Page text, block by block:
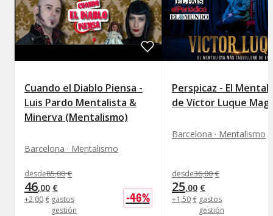
Cuando el Diablo Piensa -
Luis Pardo Mentalista &
Minerva (Mentalismo)
Barcelona · Mentalismo
desde85,00 €
46,00 €
+2,00 € gastos
gestión
-46%
Perspicaz - El
de Víctor Luque
Barcelona · Mentalismo
desde36,00 €
25,00 €
+1 ,50 € gastos
gestión